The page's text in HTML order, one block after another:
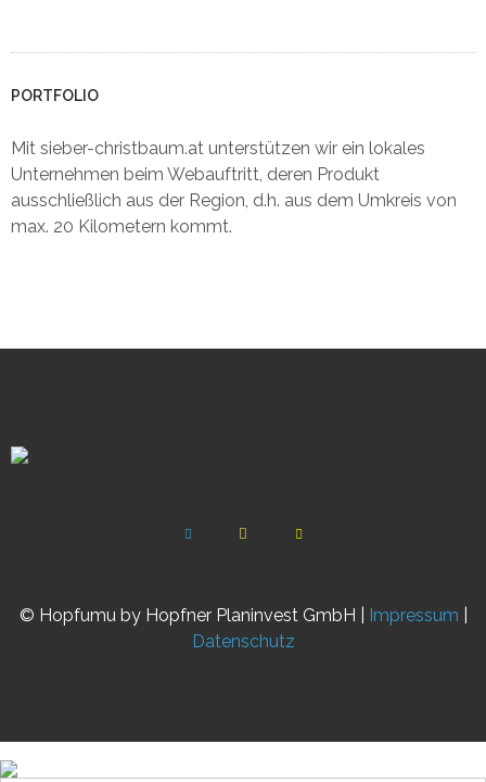
PORTFOLIO
Mit sieber-christbaum.at unterstützen wir ein lokales
Unternehmen beim Webauftritt, deren Produkt
ausschließlich aus der Region, d.h. aus dem Umkreis von
max. 20 Kilometern kommt.
© Hopfumu by Hopfner Planinvest GmbH | Impressum
Datenschutz